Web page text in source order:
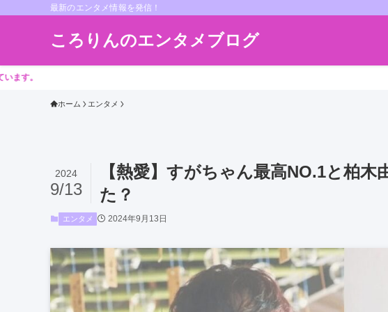
最新のエンタメ情報を発信！
ころりんのエンタメブログ
ホーム エンタメ
【熱愛】すがちゃん最高NO.1と柏
た？
2024
9/13
エンタメ 2024年9月13日